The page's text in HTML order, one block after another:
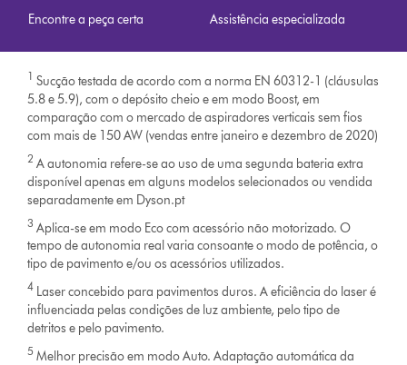
Encontre a peça certa Assistência especializada
1 Sucção testada de acordo com a norma EN 60312-1 (cláusulas
5.8 e 5.9), com o depósito cheio e em modo Boost, em
comparação com o mercado de aspiradores verticais sem fios
com mais de 150 AW (vendas entre janeiro e dezembro de 2020)
2 A autonomia refere-se ao uso de uma segunda bateria extra
disponível apenas em alguns modelos selecionados ou vendida
separadamente em Dyson.pt
3 Aplica-se em modo Eco com acessório não motorizado. O
tempo de autonomia real varia consoante o modo de potência, o
tipo de pavimento e/ou os acessórios utilizados.
4 Laser concebido para pavimentos duros. A eficiência do laser é
influenciada pelas condições de luz ambiente, pelo tipo de
detritos e pelo pavimento.
5 Melhor precisão em modo Auto. Adaptação automática da